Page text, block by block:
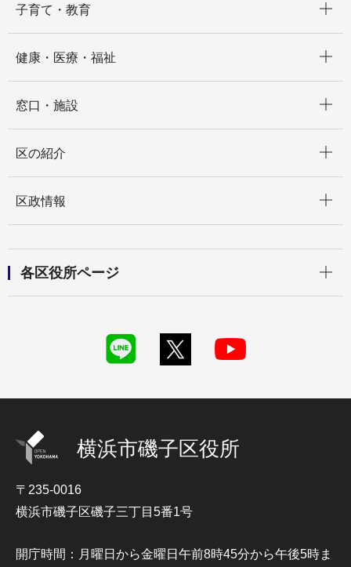
子育て・教育
健康・医療・福祉
窓口・施設
区の紹介
区政情報
各区役所ページ
横浜市磯子区役所
〒235-0016
横浜市磯子区磯子三丁目5番1号
開庁時間：月曜日から金曜日午前8時45分から午後5時ま